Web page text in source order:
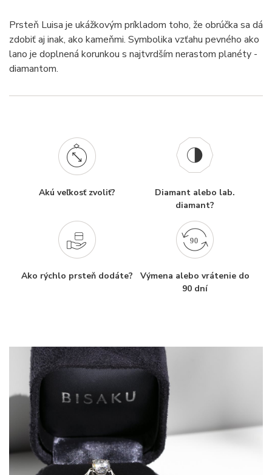
Prsteň Luisa je ukážkovým príkladom toho, že obrúčka sa dá
zdobiť aj inak, ako kameňmi. Symbolika vzťahu pevného ako
lano je doplnená korunkou s najtvrdším nerastom planéty -
diamantom.
Akú veľkosť zvoliť?
Diamant alebo lab.
diamant?
Ako rýchlo prsteň dodáte?
Výmena alebo vrátenie do
90 dní